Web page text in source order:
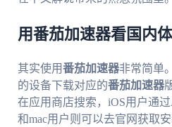
用番茄加速器看国内
其实使用番茄加速器非常简单
的设备下载对应的番茄加速器
在应用商店搜索，iOS用户通过
和mac用户则可以去官网获取